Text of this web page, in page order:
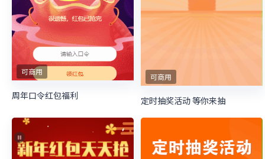
可商用
周年口令红包福利
可商用
定时抽奖活动 等你来抽